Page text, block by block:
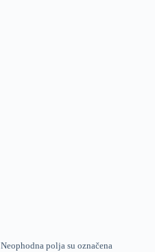
Neophodna polja su označena